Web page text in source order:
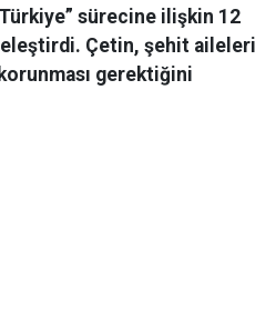
Türkiye” sürecine ilişkin 12
Çetin, şehit aileleri
gerektiğini